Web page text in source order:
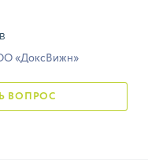
«ДоксВижн»
ЗАДАТЬ ВОПРОС